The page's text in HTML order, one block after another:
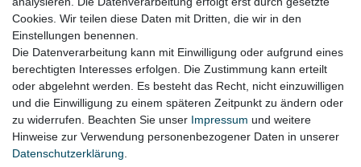
Audi RS7 Bj. 2014 -2018
Lieferzeit etwa 1 bis 3 Werktage
Cookies. Wir teilen diese Daten mit Dritten, die wir in den
Einstellungen benennen.
Die Datenverarbeitung kann mit Einwilligung oder aufgrund eines
berechtigten Interesses erfolgen. Die Zustimmung kann erteilt
oder abgelehnt werden. Es besteht das Recht, nicht einzuwilligen
und die Einwilligung zu einem späteren Zeitpunkt zu ändern oder
zu widerrufen. Beachten Sie unser Impressum und weitere
Hinweise zur Verwendung personenbezogener Daten in unserer
Daten­schutz­erklärung
Impressum